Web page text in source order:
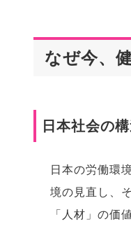
なぜ今、
日本社会の
日本の労働環
境の見直し、
「人材」の価